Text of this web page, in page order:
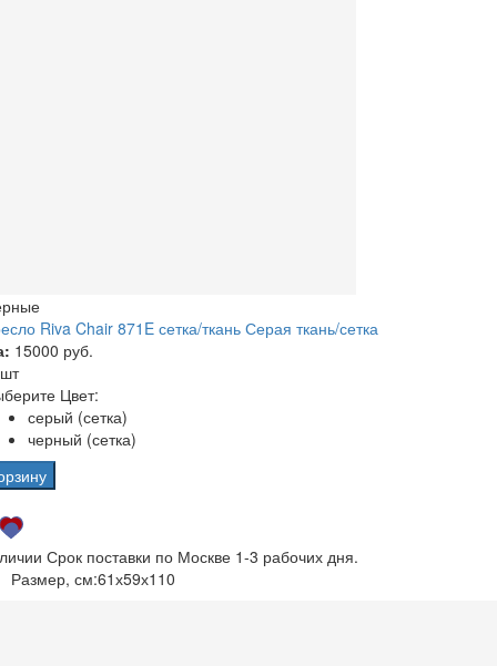
Riva Chair 871E сетка/ткань Серая ткань/сетка
15000 руб.
Цвет:
серый (сетка)
черный (сетка)
Срок поставки по Москве 1-3 рабочих дня.
Размер, см:61х59х110